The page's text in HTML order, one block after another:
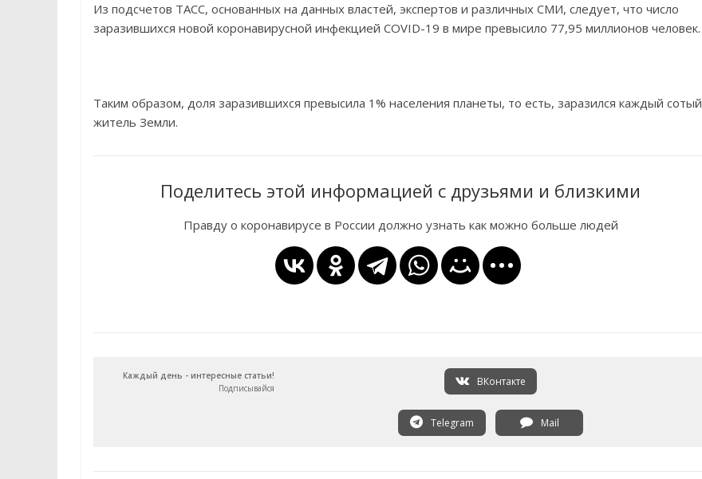
Из подсчетов ТАСС, основанных на данных властей, экспертов и различных СМИ, следует, что число
заразившихся новой коронавирусной инфекцией COVID-19 в мире превысило 77,95 миллионов человек.
Таким образом, доля заразившихся превысила 1% населения планеты, то есть, заразился каждый сотый
житель Земли.
Поделитесь этой информацией с друзьями и близкими
Правду о коронавирусе в России должно узнать как можно больше людей
Каждый день - интересные статьи!
Подписывайся
ВКонтакте
Telegram Mail